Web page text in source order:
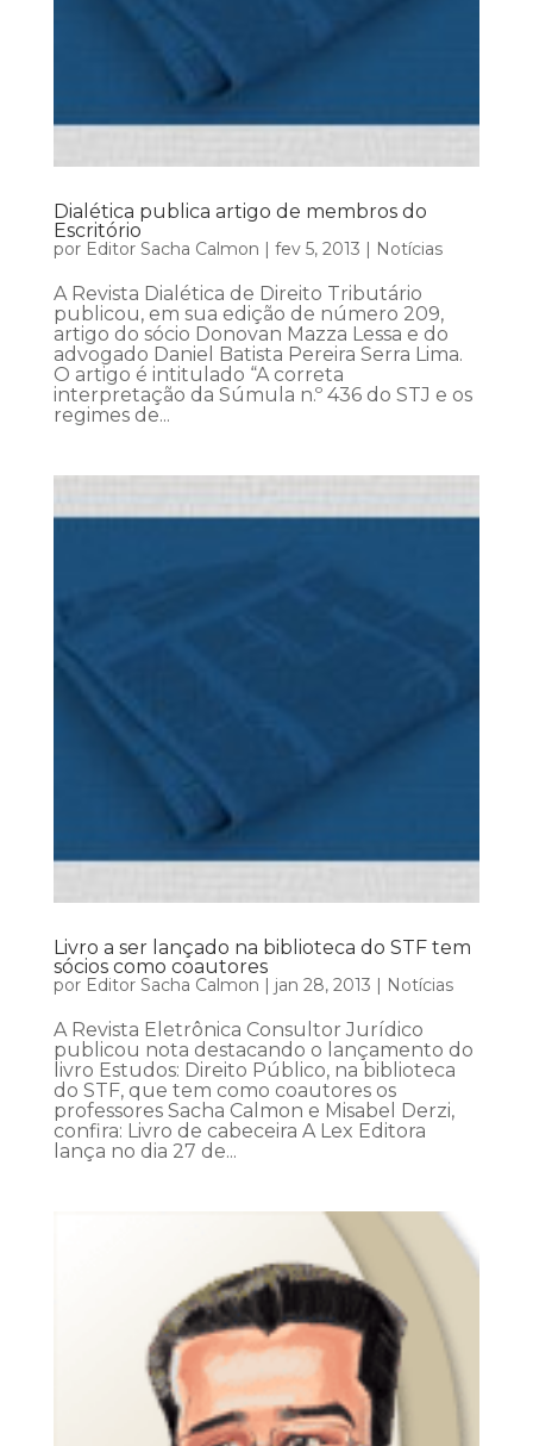
Dialética publica artigo de membros do
Escritório
por Editor Sacha Calmon fev 5, 2013 Notícias
A Revista Dialética de Direito Tributário
publicou, em sua edição de número 209,
artigo do sócio Donovan Mazza Lessa e do
advogado Daniel Batista Pereira Serra Lima.
O artigo é intitulado “A correta
interpretação da Súmula n.º 436 do STJ e os
regimes de...
Livro a ser lançado na biblioteca do STF tem
sócios como coautores
por Editor Sacha Calmon | jan 28, 2013 | Notícias
A Revista Eletrônica Consultor Jurídico
publicou nota destacando o lançamento do
livro Estudos: Direito Público, na biblioteca
do STF, que tem como coautores os
professores Sacha Calmon e Misabel Derzi,
confira: Livro de cabeceira A Lex Editora
lança no dia 27 de...